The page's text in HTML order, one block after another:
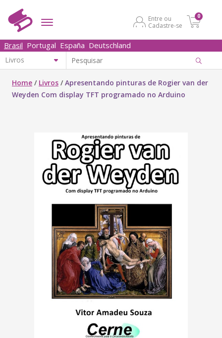
Entre ou
Cadastre-se
0
Brasil Portugal España Deutschland
Home / Livros /Apresentando pinturas de Rogier van der
Weyden Com display TFT programado no Arduino